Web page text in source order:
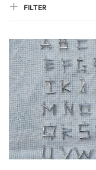
FILTER